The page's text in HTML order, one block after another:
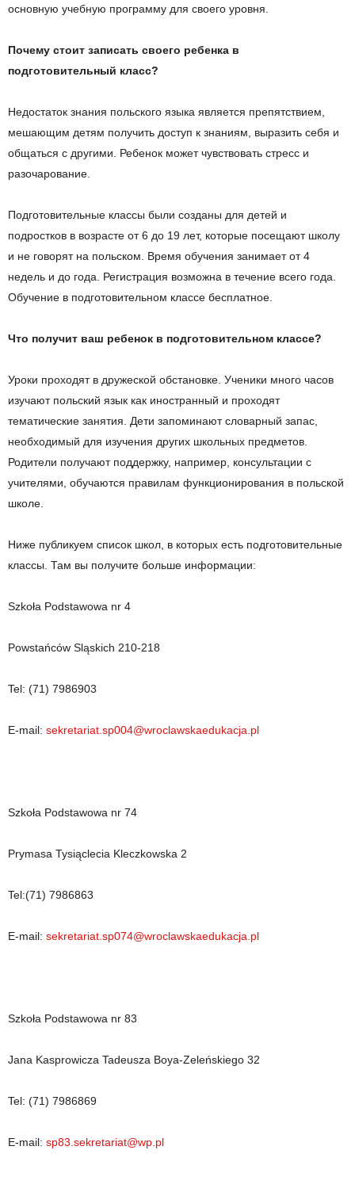
основную учебную программу для своего уровня.
Почему стоит записать своего ребенка в
подготовительный класс?
Недостаток знания польского языка является препятствием,
мешающим детям получить доступ к знаниям, выразить себя и
общаться с другими. Ребенок может чувствовать стресс и
разочарование.
Подготовительные классы были созданы для детей и
подростков в возрасте от 6 до 19 лет, которые посещают школу
и не говорят на польском. Время обучения занимает от 4
недель и до года. Регистрация возможна в течение всего года.
Обучение в подготовительном классе бесплатное.
Что получит ваш ребенок в подготовительном классе?
Уроки проходят в дружеской обстановке. Ученики много часов
изучают польский язык как иностранный и проходят
тематические занятия. Дети запоминают словарный запас,
необходимый для изучения других школьных предметов.
Родители получают поддержку, например, консультации с
учителями, обучаются правилам функционирования в польской
школе.
Ниже публикуем список школ, в которых есть подготовительные
классы. Там вы получите больше информации:
Szkoła Podstawowa nr 4
Powstańców Sląskich 210-218
Tel: (71) 7986903
E-mail: sekretariat.sp004@wroclawskaedukacja.pl
Szkoła Podstawowa nr 74
Prymasa Tysiąclecia Kleczkowska 2
Tel:(71) 7986863
E-mail: sekretariat.sp074@wroclawskaedukacja.pl
Szkoła Podstawowa nr 83
Jana Kasprowicza Tadeusza Boya-Zeleńskiego 32
Tel: (71) 7986869
E-mail: sp83.sekretariat@wp.pl